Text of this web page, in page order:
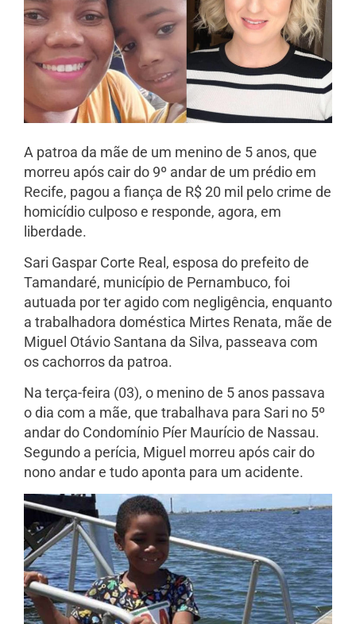
A patroa da mãe de um menino de 5 anos, que
morreu após cair do 9º andar de um prédio em
Recife, pagou a fiança de R$ 20 mil pelo crime de
homicídio culposo e responde, agora, em
liberdade.
Sari Gaspar Corte Real, esposa do prefeito de
Tamandaré, município de Pernambuco, foi
autuada por ter agido com negligência, enquanto
a trabalhadora doméstica Mirtes Renata, mãe de
Miguel Otávio Santana da Silva, passeava com
os cachorros da patroa.
Na terça-feira (03), o menino de 5 anos passava
o dia com a mãe, que trabalhava para Sari no 5º
andar do Condomínio Píer Maurício de Nassau.
Segundo a perícia, Miguel morreu após cair do
nono andar e tudo aponta para um acidente.